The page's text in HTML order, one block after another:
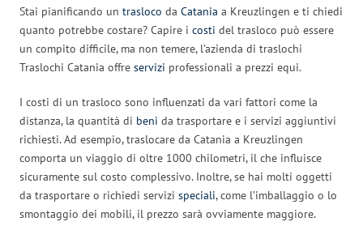
Stai pianificando un trasloco da Catania a Kreuzlingen e ti chiedi
quanto potrebbe costare? Capire i costi del trasloco può essere
un compito difficile, ma non temere, l’azienda di traslochi
Traslochi Catania offre servizi professionali a prezzi equi.
I costi di un trasloco sono influenzati da vari fattori come la
distanza, la quantità di beni da trasportare e i servizi aggiuntivi
richiesti. Ad esempio, traslocare da Catania a Kreuzlingen
comporta un viaggio di oltre 1000 chilometri, il che influisce
sicuramente sul costo complessivo. Inoltre, se hai molti oggetti
da trasportare o richiedi servizi speciali, come l’imballaggio o lo
smontaggio dei mobili, il prezzo sarà ovviamente maggiore.